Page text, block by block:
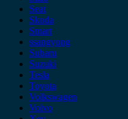
Seat
Skoda
Smart
ssangyong
Subaru
Suzuki
Tesla
Toyota
Volkswagen
Volvo